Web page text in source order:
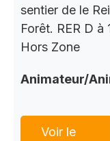
sentier de le
Forêt. RER D
Hors Zone
Animateur/
Voir le